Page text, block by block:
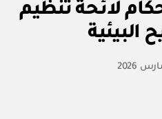
لائحة تنظيم
البيئية
كاتب
بو
ا
س
ة